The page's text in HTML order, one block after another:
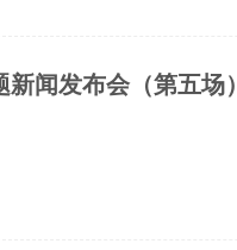
闻发布会（第五场）